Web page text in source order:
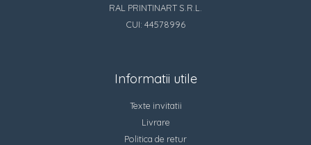
RAL PRINTINART S.R.L.
CUI: 44578996
Informatii utile
Texte invitatii
Livrare
Politica de retur